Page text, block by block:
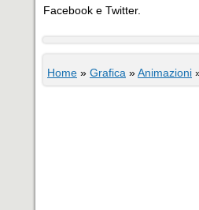
Facebook e Twitter.
Home » Grafica »Animazioni